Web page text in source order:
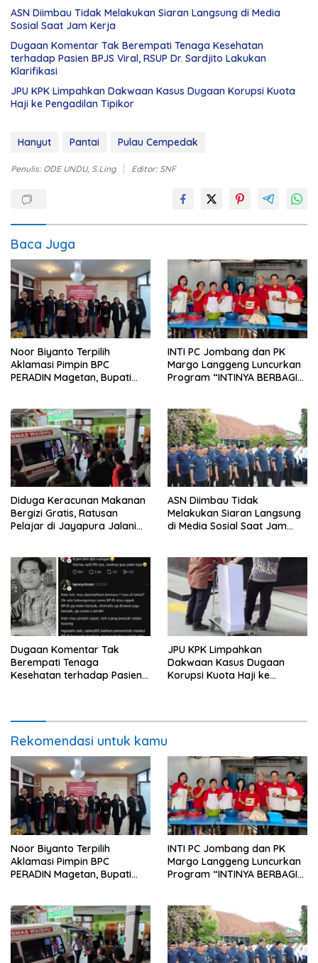
ASN Diimbau Tidak Melakukan Siaran Langsung di Media
Sosial Saat Jam Kerja
Dugaan Komentar Tak Berempati Tenaga Kesehatan
terhadap Pasien BPJS Viral, RSUP Dr. Sardjito Lakukan
Klarifikasi
JPU KPK Limpahkan Dakwaan Kasus Dugaan Korupsi Kuota
Haji ke Pengadilan Tipikor
Hanyut Pantai Pulau Cempedak
Penulis: ODE UNDU, S.Ling Editor: SNF
Baca Juga
Noor Biyanto Terpilih
Aklamasi Pimpin BPC
PERADIN Magetan, Bupati
INTI PC Jombang dan PK
Margo Langgeng Luncurkan
Program “INTINYA BERBAGI”,
Diduga Keracunan Makanan
Bergizi Gratis, Ratusan
Pelajar di Jayapura Jalani
ASN Diimbau Tidak
Melakukan Siaran Langsung
di Media Sosial Saat Jam
Dugaan Komentar Tak
Berempati Tenaga
Kesehatan terhadap Pasien
JPU KPK Limpahkan
Dakwaan Kasus Dugaan
Korupsi Kuota Haji ke
Rekomendasi untuk kamu
Noor Biyanto Terpilih
Aklamasi Pimpin BPC
PERADIN Magetan, Bupati
INTI PC Jombang dan PK
Margo Langgeng Luncurkan
Program “INTINYA BERBAGI”,